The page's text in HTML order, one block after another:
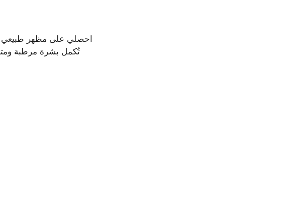
احصلي على مظهر طبيعي
تُكمل بشرة مرطبة